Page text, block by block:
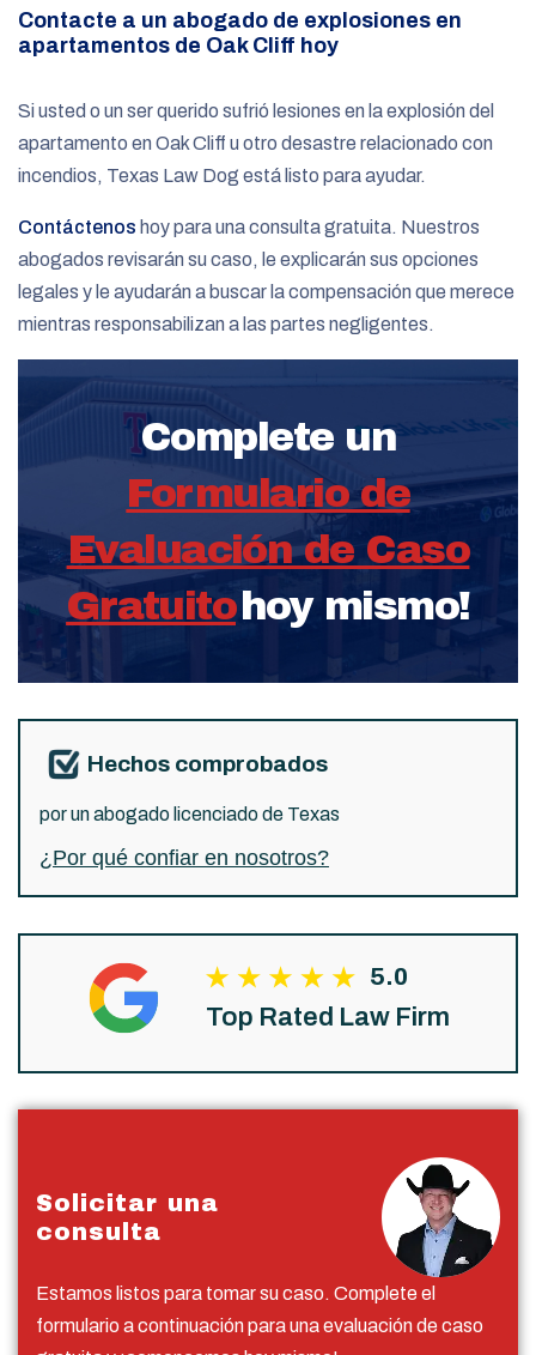
Contacte a un abogado de explosiones en
apartamentos de Oak Cliff hoy
Si usted o un ser querido sufrió lesiones en la explosión del
apartamento en Oak Cliff u otro desastre relacionado con
incendios, Texas Law Dog está listo para ayudar.
Contáctenos hoy para una consulta gratuita. Nuestros
abogados revisarán su caso, le explicarán sus opciones
legales y le ayudarán a buscar la compensación que merece
mientras responsabilizan a las partes negligentes.
Complete un
Formulario de
Evaluación de Caso
Gratuitohoy mismo!
Hechos comprobados
por un abogado licenciado de Texas
¿Por qué confiar en nosotros?
5.0
Top Rated Law Firm
Solicitar una
consulta
Estamos listos para tomar su caso. Complete el
formulario a continuación para una evaluación de caso